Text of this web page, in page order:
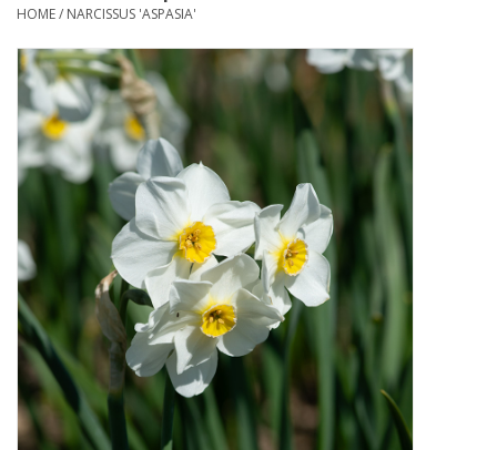
Zomerbloeiers
Herfstbloeiers
Schaduwplanten
Aanbiedingen
Bodemverbetering
Overige producten
Advies
HOME/ NARCISSUS 'ASPASIA'